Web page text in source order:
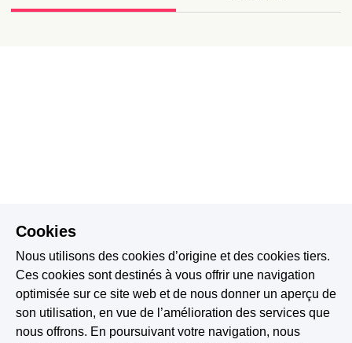
Cookies
Nous utilisons des cookies d’origine et des cookies tiers.
Ces cookies sont destinés à vous offrir une navigation
optimisée sur ce site web et de nous donner un aperçu de
son utilisation, en vue de l’amélioration des services que
nous offrons. En poursuivant votre navigation, nous